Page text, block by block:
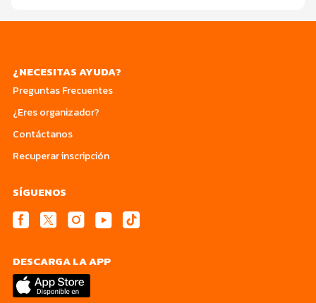
¿NECESITAS AYUDA?
Preguntas Frecuentes
¿Eres organizador?
Contáctanos
Recuperar inscripción
SÍGUENOS
DESCARGA LA APP